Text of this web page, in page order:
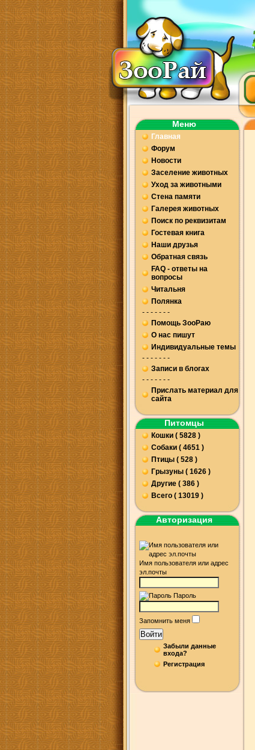
Меню
Главная
Форум
Новости
Заселение животных
Уход за животными
Стена памяти
Галерея животных
Поиск по реквизитам
Гостевая книга
Наши друзья
Обратная связь
FAQ - ответы на
вопросы
Читальня
Полянка
- - - - - - -
Помощь ЗооРаю
О нас пишут
Индивидуальные темы
- - - - - - -
Записи в блогах
- - - - - - -
Прислать материал для
сайта
Питомцы
Кошки ( 5828 )
Собаки ( 4651 )
Птицы ( 528 )
Грызуны ( 1626 )
Другие ( 386 )
Всего ( 13019 )
Авторизация
Имя пользователя или адрес
эл.почты
Пароль
Запомнить меня
Войти
Забыли данные
входа?
Регистрация